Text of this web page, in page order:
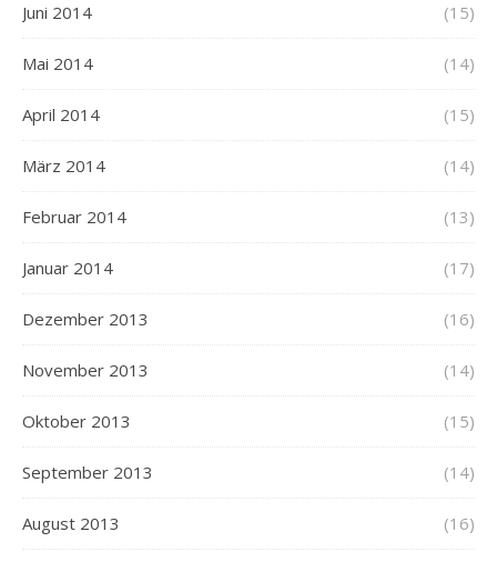
Juni 2014 (15)
Mai 2014 (14)
April 2014 (15)
März 2014 (14)
Februar 2014 (13)
Januar 2014 (17)
Dezember 2013 (16)
November 2013 (14)
Oktober 2013 (15)
September 2013 (14)
August 2013 (16)